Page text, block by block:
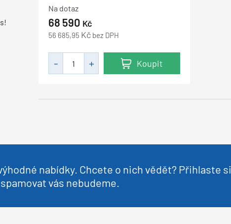
Na dotaz
68 590 Kč
56 685,95 Kč bez DPH
Koupit
nabídky. Chcete o nich vědět? Přihlaste si
vás nebudeme.